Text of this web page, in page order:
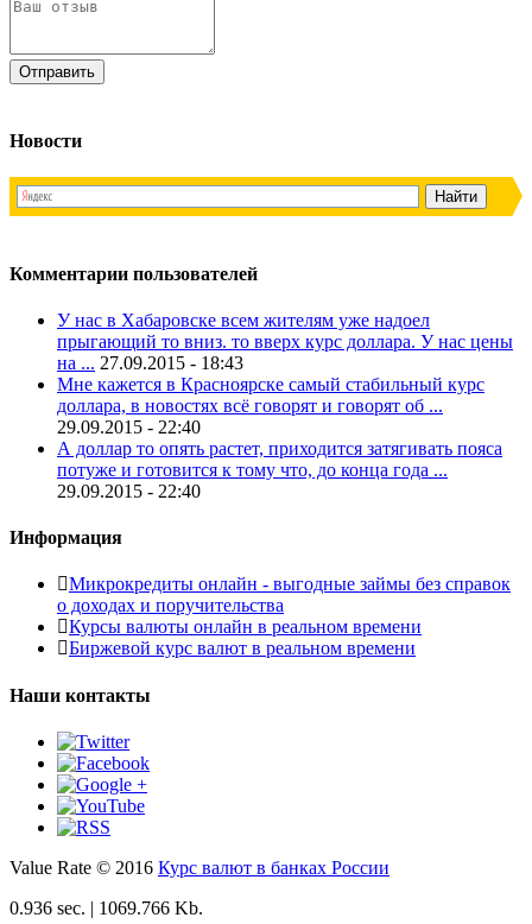
Новости
Комментарии пользователей
У нас в Хабаровске всем жителям уже надоел
прыгающий то вниз. то вверх курс доллара. У нас цены
на ... 27.09.2015 - 18:43
Мне кажется в Красноярске самый стабильный курс
доллара, в новостях всё говорят и говорят об ...
29.09.2015 - 22:40
А доллар то опять растет, приходится затягивать пояса
потуже и готовится к тому что, до конца года ...
29.09.2015 - 22:40
Информация
Микрокредиты онлайн - выгодные займы без справок
о доходах и поручительства
Курсы валюты онлайн в реальном времени
Биржевой курс валют в реальном времени
Наши контакты
Value Rate © 2016 Курс валют в банках России
0.936 sec. | 1069.766 Kb.